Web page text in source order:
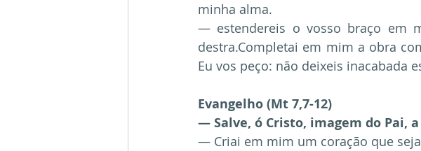
minha alma.
— estendereis o vosso braço em
destra.Completai em mim a obra
Eu vos peço: não deixeis inacabada
Evangelho (Mt 7,7-12)
— Salve, ó Cristo, imagem do Pai,
— Criai em mim um coração que